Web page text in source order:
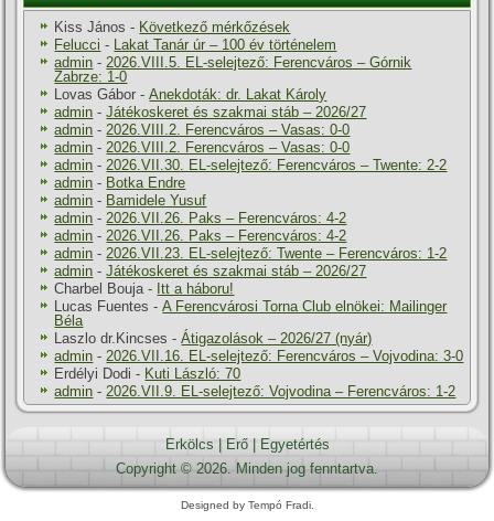
Kiss János - Következő mérkőzések
Felucci -
Lakat Tanár úr – 100 év történelem
admin - 2026.VIII.5. EL-selejtező: Ferencváros – Górnik
Zabrze: 1-0
Lovas Gábor -Anekdoták: dr. Lakat Károly
admin -Játékoskeret és szakmai stáb – 2026/27
admin - 2026.VIII.2. Ferencváros – Vasas: 0-0
admin - 2026.VIII.2. Ferencváros – Vasas: 0-0
admin - 2026.VII.30. EL-selejtező: Ferencváros – Twente: 2-2
admin - Botka Endre
admin - Bamidele Yusuf
admin - 2026.VII.26. Paks – Ferencváros: 4-2
admin - 2026.VII.26. Paks – Ferencváros: 4-2
admin - 2026.VII.23. EL-selejtező: Twente – Ferencváros: 1-2
admin -Játékoskeret és szakmai stáb – 2026/27
Charbel Bouja - Itt a háboru!
Lucas Fuentes -A Ferencvárosi Torna Club elnökei: Mailinger
Béla
Laszlo dr.Kincses -Átigazolások – 2026/27 (nyár)
admin - 2026.VII.16. EL-selejtező: Ferencváros – Vojvodina: 3-0
Erdélyi Dodi - Kuti László: 70
admin - 2026.VII.9. EL-selejtező: Vojvodina – Ferencváros: 1-2
Erkölcs Erő|
Egyetértés
Copyright © 2026. Minden jog fenntartva.
Designed by Tempó Fradi.